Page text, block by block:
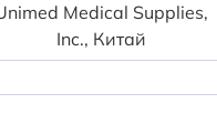
Medical Supplies,
Inc., Китай